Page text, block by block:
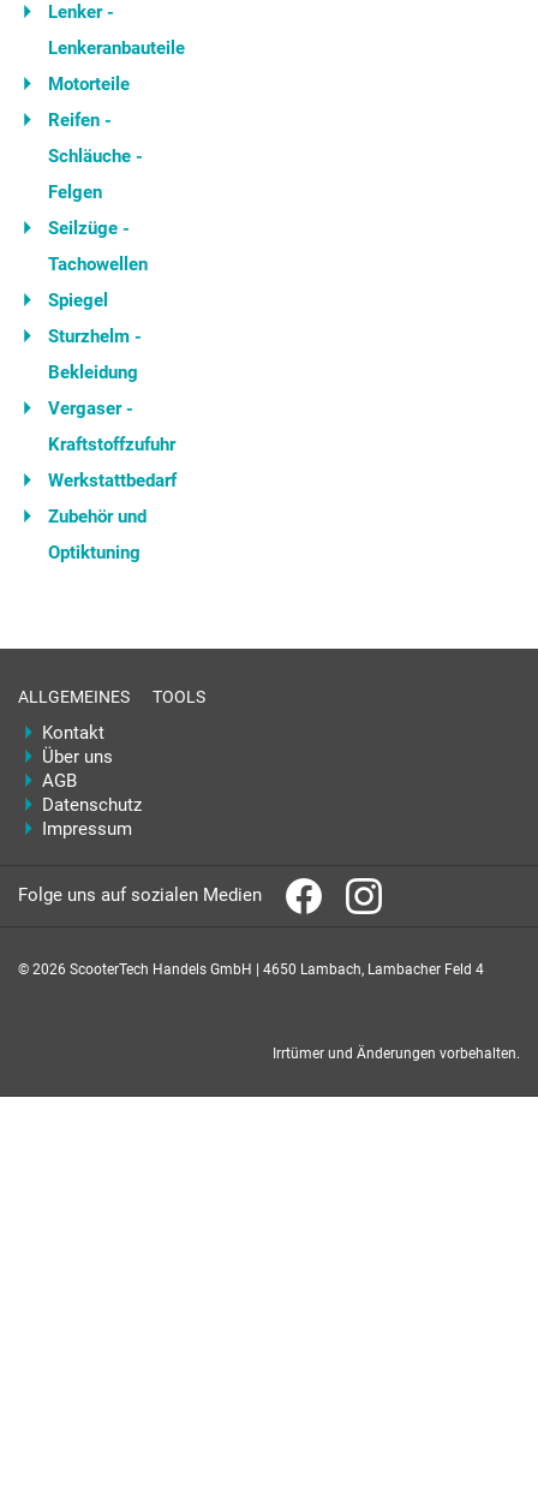
Lenker -
Lenkeranbauteile
Motorteile
Reifen -
Schläuche -
Felgen
Seilzüge -
Tachowellen
Spiegel
Sturzhelm -
Bekleidung
Vergaser -
Kraftstoffzufuhr
Werkstattbedarf
Zubehör und
Optiktuning
ALLGEMEINES
Kontakt
Über uns
AGB
Datenschutz
Impressum
TOOLS
Folge uns auf sozialen Medien
© 2026 ScooterTech Handels GmbH | 4650 Lambach, Lambacher Feld 4
Irrtümer und Änderungen vorbehalten.